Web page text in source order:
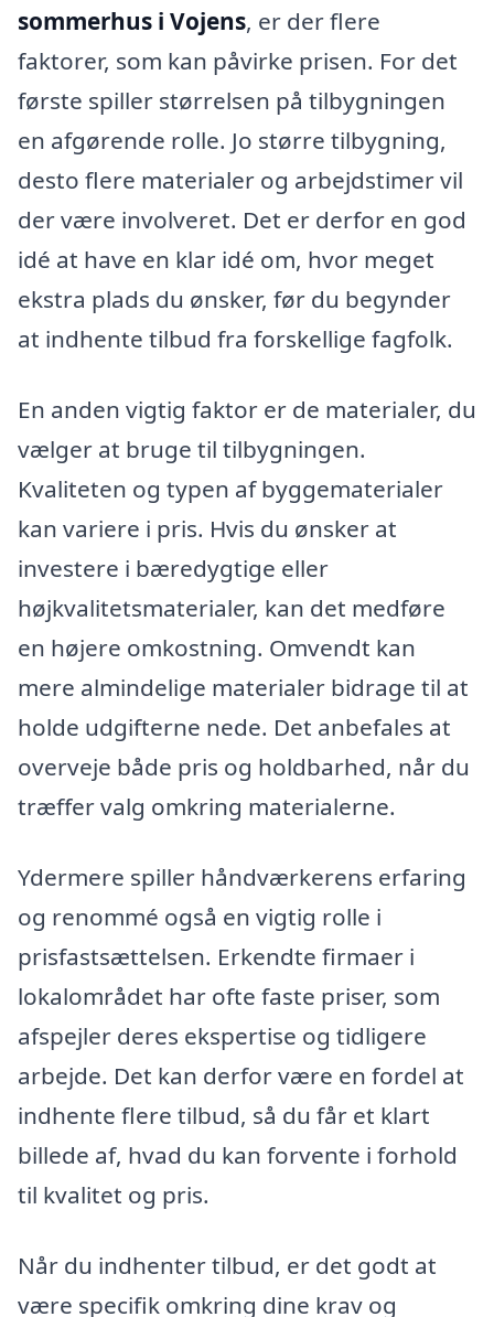
sommerhus i Vojens, er der flere
faktorer, som kan påvirke prisen. For det
første spiller størrelsen på tilbygningen
en afgørende rolle. Jo større tilbygning,
desto flere materialer og arbejdstimer vil
der være involveret. Det er derfor en god
idé at have en klar idé om, hvor meget
ekstra plads du ønsker, før du begynder
at indhente tilbud fra forskellige fagfolk.
En anden vigtig faktor er de materialer, du
vælger at bruge til tilbygningen.
Kvaliteten og typen af byggematerialer
kan variere i pris. Hvis du ønsker at
investere i bæredygtige eller
højkvalitetsmaterialer, kan det medføre
en højere omkostning. Omvendt kan
mere almindelige materialer bidrage til at
holde udgifterne nede. Det anbefales at
overveje både pris og holdbarhed, når du
træffer valg omkring materialerne.
Ydermere spiller håndværkerens erfaring
og renommé også en vigtig rolle i
prisfastsættelsen. Erkendte firmaer i
lokalområdet har ofte faste priser, som
afspejler deres ekspertise og tidligere
arbejde. Det kan derfor være en fordel at
indhente flere tilbud, så du får et klart
billede af, hvad du kan forvente i forhold
til kvalitet og pris.
Når du indhenter tilbud, er det godt at
være specifik omkring dine krav og